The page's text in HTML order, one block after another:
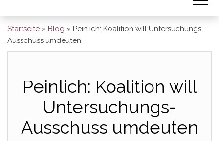
Startseite » Blog » Peinlich: Koalition will Untersuchungs-
Ausschuss umdeuten
Peinlich: Koalition will
Untersuchungs-
Ausschuss umdeuten